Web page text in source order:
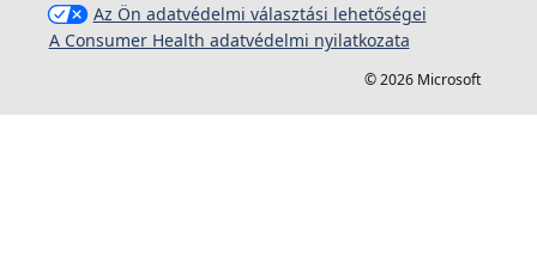
Az Ön adatvédelmi választási lehetőségei
A Consumer Health adatvédelmi nyilatkozata
© 2026 Microsoft